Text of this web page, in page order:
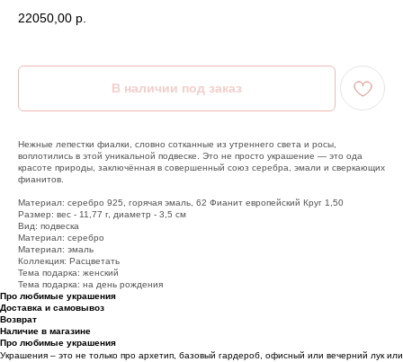
22050,00 р.
Нежные лепестки фиалки, словно сотканные из утреннего света и росы,
воплотились в этой уникальной подвеске. Это не просто украшение — это ода
красоте природы, заключённая в совершенный союз серебра, эмали и сверкающих
фианитов.
Материал: серебро 925, горячая эмаль, 62 Фианит европейский Круг 1,50
Размер: вес - 11,77 г, диаметр - 3,5 см
Вид: подвеска
Материал: серебро
Материал: эмаль
Коллекция: Расцветать
Тема подарка: женский
Тема подарка: на день рождения
Про любимые украшения
Доставка и самовывоз
Возврат
Наличие в магазине
Про любимые украшения
Украшения – это не только про архетип, базовый гардероб, офисный или вечерний лук или